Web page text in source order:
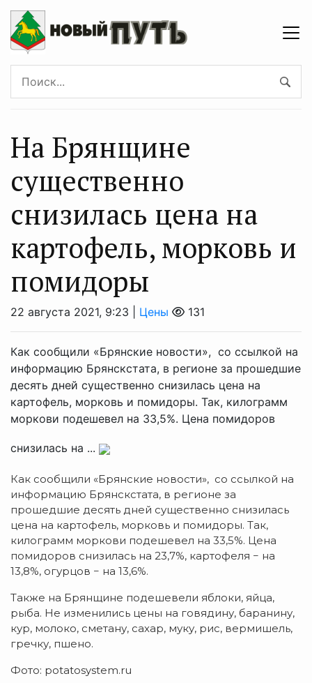
На Брянщине
существенно
снизилась цена на
картофель, морковь и
помидоры
22 августа 2021, 9:23 | Цены 131
Как сообщили «Брянские новости», со ссылкой на
информацию Брянскстата, в регионе за прошедшие
десять дней существенно снизилась цена на
картофель, морковь и помидоры. Так, килограмм
моркови подешевел на 33,5%. Цена помидоров
снизилась на ...
Как сообщили «Брянские новости», со ссылкой на
информацию Брянскстата, в регионе за
прошедшие десять дней существенно снизилась
цена на картофель, морковь и помидоры. Так,
килограмм моркови подешевел на 33,5%. Цена
помидоров снизилась на 23,7%, картофеля − на
13,8%, огурцов − на 13,6%.
Также на Брянщине подешевели яблоки, яйца,
рыба. Не изменились цены на говядину, баранину,
кур, молоко, сметану, сахар, муку, рис, вермишель,
гречку, пшено.
Фото: potatosystem.ru